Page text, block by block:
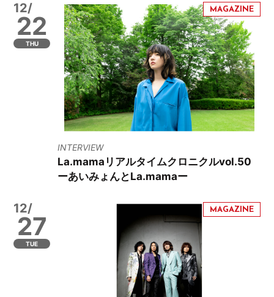
12/
22
THU
INTERVIEW
La.mamaリアルタイムクロニクルvol.50
ーあいみょんとLa.mamaー
12/
27
TUE